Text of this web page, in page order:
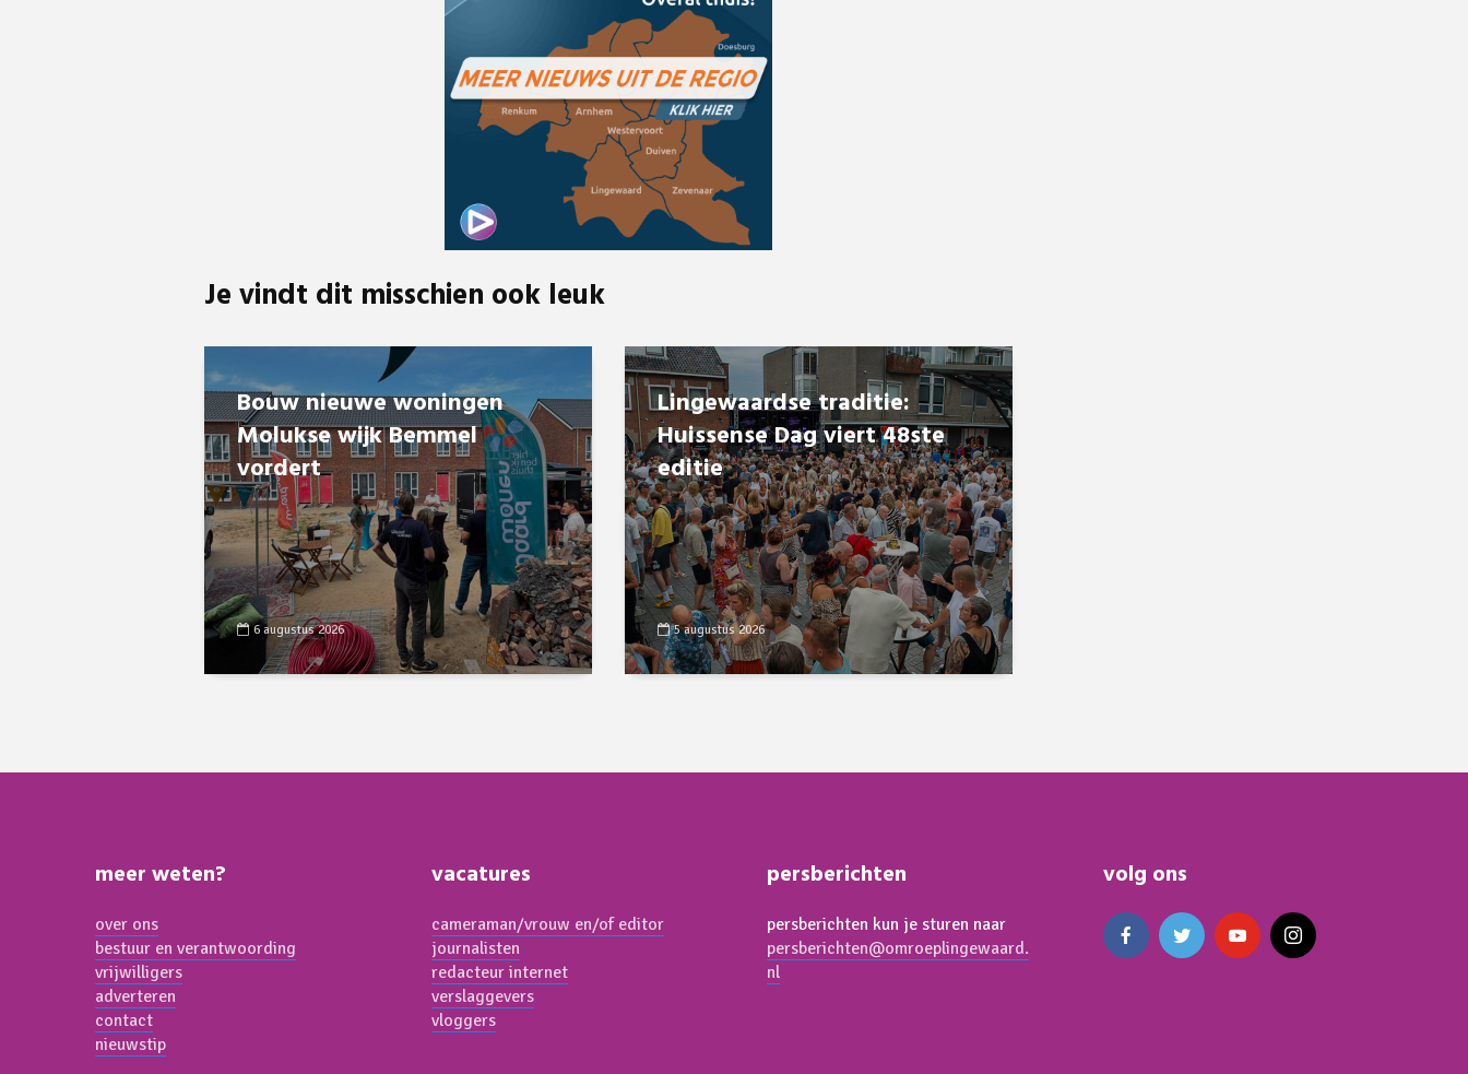
Je vindt dit misschien ook leuk
Bouw nieuwe woningen
Molukse wijk Bemmel
vordert
6 augustus 2026
Lingewaardse traditie:
Huissense Dag viert 48ste
editie
5 augustus 2026
meer weten?
over ons
bestuur en verantwoording
vrijwilligers
adverteren
contact
nieuwstip
vacatures
cameraman/vrouw en/of editor
journalisten
redacteur internet
verslaggevers
vloggers
persberichten
persberichten kun je sturen naar
persberichten@omroeplingewaard.
nl
volg ons